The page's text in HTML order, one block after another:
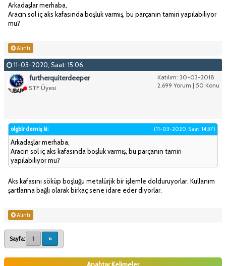
Arkadaşlar merhaba,
Aracın sol iç aks kafasında boşluk varmış, bu parçanın tamiri yapılabiliyor
mu?
Alıntı
11-03-2020, Saat: 15:06
Katılım: 30-03-2018
2,699 Yorum | 50 Konu
furtherquiterdeeper
STF Üyesi
(11-03-2020, Saat: 14:57)
olgblr demiş ki:
Arkadaşlar merhaba,
Aracın sol iç aks kafasında boşluk varmış, bu parçanın tamiri
yapılabiliyor mu?
Aks kafasını söküp boşluğu metalürjik bir işlemle dolduruyorlar. Kullanım
şartlarına bağlı olarak birkaç sene idare eder diyorlar.
Alıntı
Sayfa: 1 »